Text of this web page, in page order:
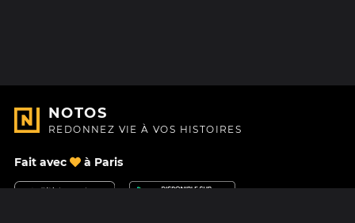
NOTOS
REDONNEZ VIE À VOS HISTOIRES
Fait avec à Paris